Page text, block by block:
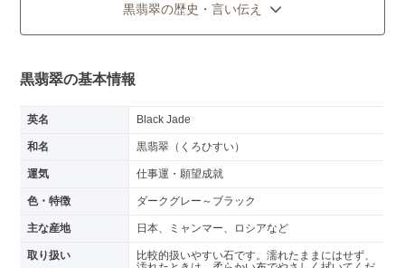
黒翡翠の歴史・言い伝え
黒翡翠の基本情報
英名 Black Jade
和名 黒翡翠（くろひすい）
運気 仕事運・願望成就
色・特徴 ダークグレー～ブラック
主な産地 日本、ミャンマー、ロシアなど
取り扱い
比較的扱いやすい石です。濡れたままにはせず、